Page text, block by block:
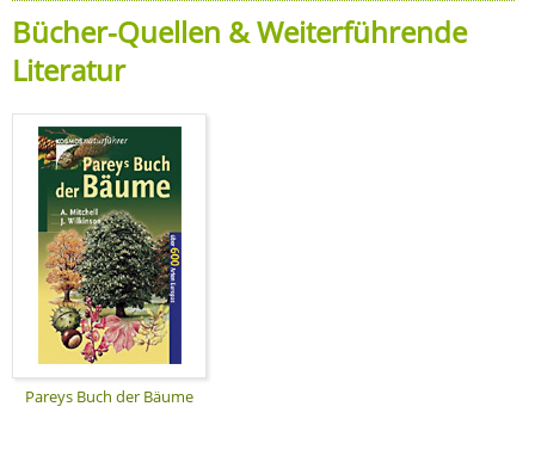
Bücher-Quellen & Weiterführende
Literatur
Pareys Buch der Bäume